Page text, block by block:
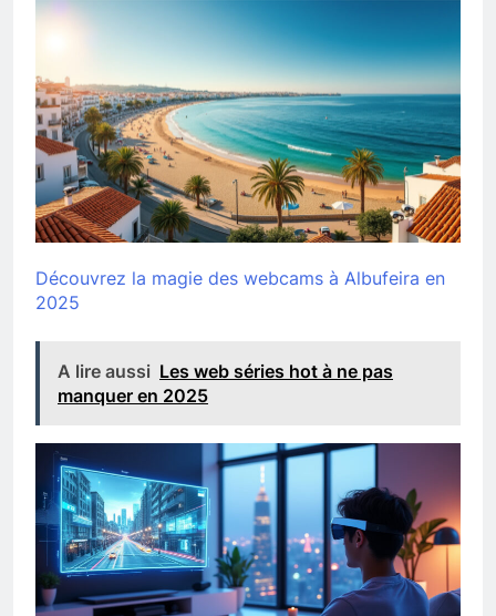
Découvrez la magie des webcams à Albufeira en
2025
A lire aussi Les web séries hot à ne pas
manquer en 2025